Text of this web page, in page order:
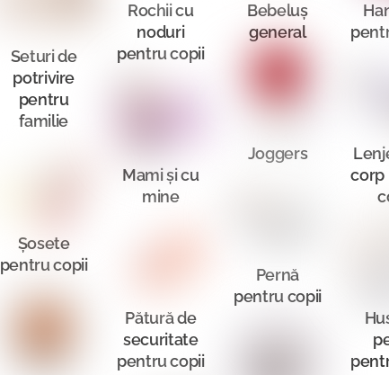
Seturi de
potrivire
pentru
familie
Șosete
pentru copii
Rochii cu
noduri
pentru copii
Mami și cu
mine
Pătură de
securitate
pentru copii
Bebeluș
general
Joggers
Pernă
pentru copii
corp